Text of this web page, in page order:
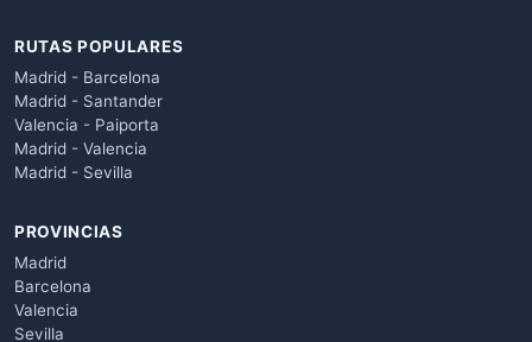
RUTAS POPULARES
Madrid - Barcelona
Madrid - Santander
Valencia - Paiporta
Madrid - Valencia
Madrid - Sevilla
PROVINCIAS
Madrid
Barcelona
Valencia
Sevilla